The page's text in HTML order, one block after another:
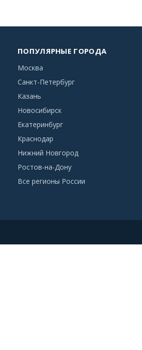
ПОПУЛЯРНЫЕ ГОРОДА
Москва
Санкт-Петербург
Казань
Новосибирск
Екатеринбург
Краснодар
Нижний Новгород
Ростов-на-Дону
Все регионы России